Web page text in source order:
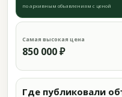
по архивным объявлениям с ценой
Самая высокая цена
850 000 ₽
Где публиковали